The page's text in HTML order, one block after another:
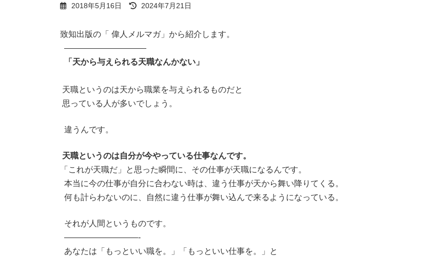
2018年5月16日
最
新
時
:
2024年7月21日
致知出版の「 偉人メルマガ」から紹介します。
——————————
「天から与えられる天職なんかない」
天職というのは天から職業を与えられるものだと
思っている人が多いでしょう。
違うんです。
天職というのは自分が今やっている仕事なんです。
「これが天職だ」と思った瞬間に、その仕事が天職になるんです。
本当に今の仕事が自分に合わない時は、違う仕事が天から舞い降りてくる。
何も計らわないのに、自然に違う仕事が舞い込んで来るようになっている。
それが人間というものです。
—————————-
あなたは「もっといい職を。」「もっといい仕事を。」と